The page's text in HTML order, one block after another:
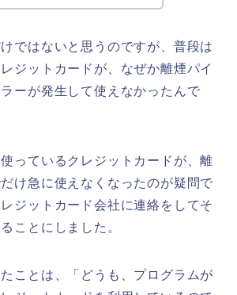
ではないと思うのですが、普段は
ジットカードが、なぜか離煙パイ
ーが発生して使えなかったんで
っているクレジットカードが、離
け急に使えなくなったのが疑問で
ジットカード会社に連絡をしてそ
ことにしました。
ことは、「どうも、プログラムが